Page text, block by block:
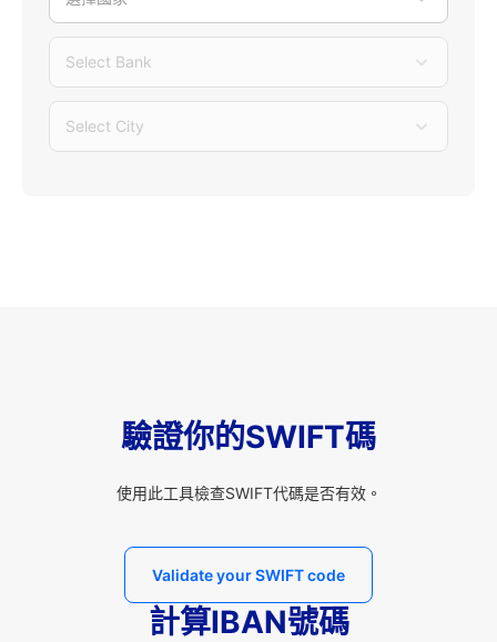
Select Bank
Select City
驗證你的SWIFT碼
使用此工具檢查SWIFT代碼是否有效。
Validate your SWIFT code
計算IBAN號碼